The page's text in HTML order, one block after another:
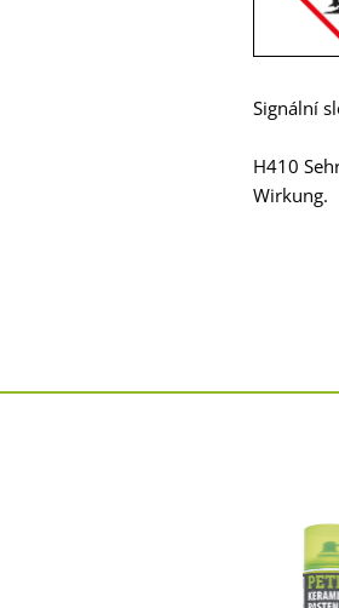
Signální
H410
Wirkung.